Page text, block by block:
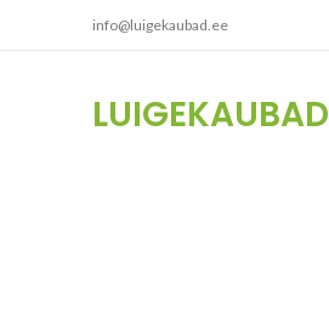
info@luigekaubad.ee
LUIGEKAUBAD